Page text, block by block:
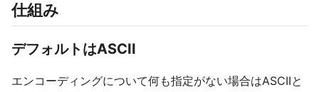
仕組み
デフォルトはASCII
エンコーディングについて何も指定がない場合はASCIIと